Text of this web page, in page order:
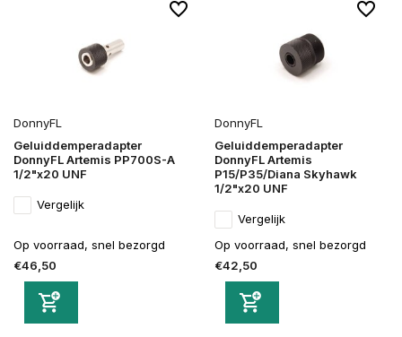
DonnyFL
Geluiddemperadapter
DonnyFL Artemis PP700S-A
1/2"x20 UNF
Vergelijk
Op voorraad, snel bezorgd
€46,50
DonnyFL
Geluiddemperadapter
DonnyFL Artemis
P15/P35/Diana Skyhawk
1/2"x20 UNF
Vergelijk
Op voorraad, snel bezorgd
€42,50